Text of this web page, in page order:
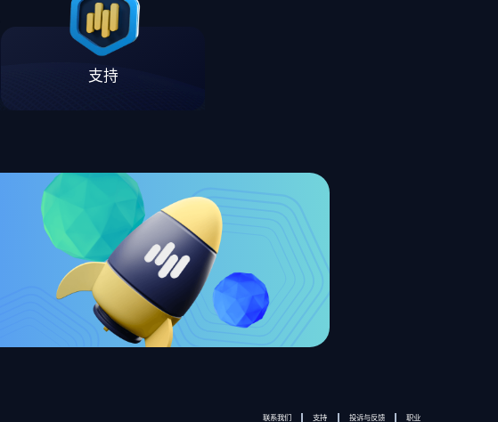
支持
联系我们 支持 投诉与反馈 职业